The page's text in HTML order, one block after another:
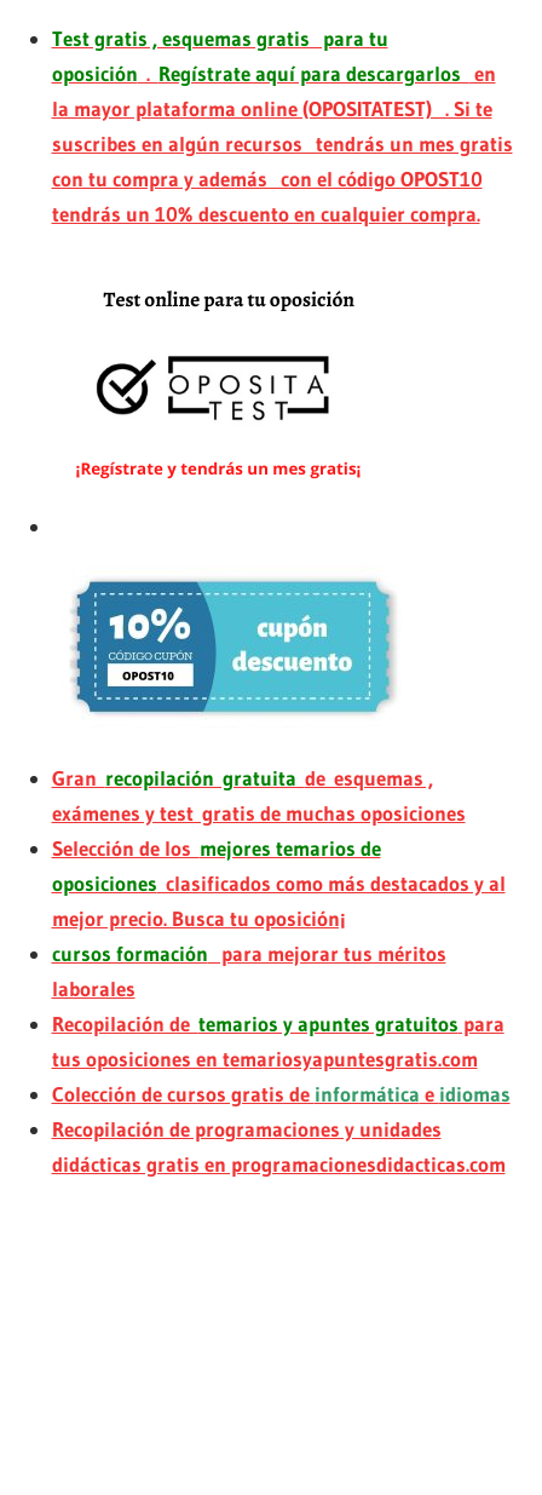
Test gratis , esquemas gratis para tu
oposición . Regístrate aquí para descargarlos en
la mayor plataforma online (OPOSITATEST) . Si te
suscribes en algún recursos tendrás un mes gratis
con tu compra y además con el código OPOST10
tendrás un 10% descuento en cualquier compra.
Gran recopilación gratuita de esquemas ,
exámenes y test gratis de muchas oposiciones
Selección de los mejores temarios de
oposiciones clasificados como más destacados y al
mejor precio. Busca tu oposición¡
cursos formación para mejorar tus méritos
laborales
Recopilación de temarios y apuntes gratuitos para
tus oposiciones en temariosyapuntesgratis.com
Colección de cursos gratis de informática e idiomas
Recopilación de programaciones y unidades
didácticas gratis en programacionesdidacticas.com